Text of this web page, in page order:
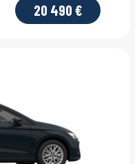
20 490 €